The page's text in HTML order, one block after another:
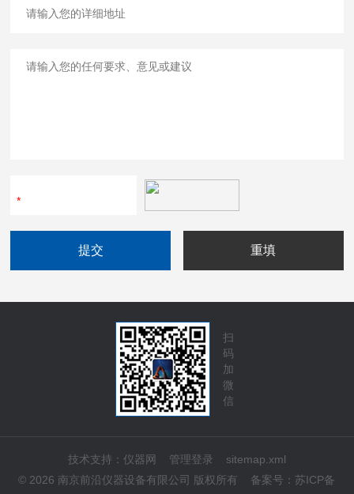
扫
码
加
微
信
技术支持： 仪器网 管理登录
sitemap.xml
© 2026 南京前沿仪器设备有限公司 版权所有 备案号：苏ICP备